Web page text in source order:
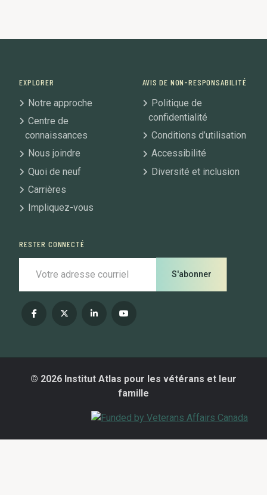
EXPLORER
Notre approche
Centre de
connaissances
Nous joindre
Quoi de neuf
Carrières
Impliquez-vous
AVIS DE NON-RESPONSABILITÉ
Politique de
confidentialité
Conditions d’utilisation
Accessibilité
Diversité et inclusion
RESTER CONNECTÉ
S'abonner
© 2026 Institut Atlas pour les vétérans et leur
famille